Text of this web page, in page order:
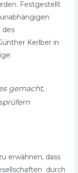
Festgestellt
des
Kerlber in
gemacht,
erwähnen, dass
durch